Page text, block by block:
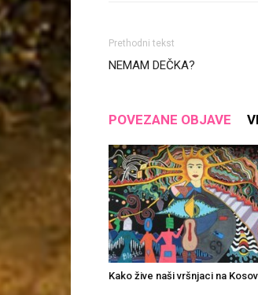
Prethodni tekst
NEMAM DEČKA?
POVEZANE OBJAVE
Kako žive naši vršnjaci na